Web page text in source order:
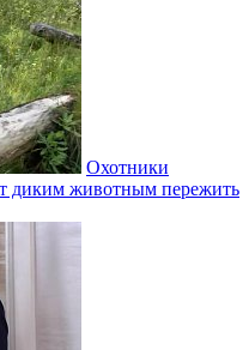
Охотники
диким животным пережить